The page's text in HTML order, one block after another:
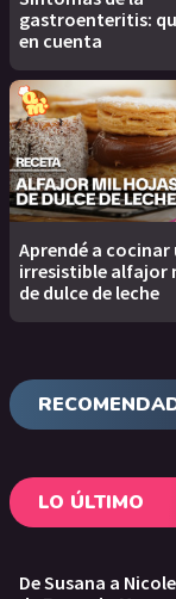
gastroenteritis:
en cuenta
Aprendé a cocinar
irresistible alfajor
de dulce de leche
LO ÚLTIMO
De Susana a